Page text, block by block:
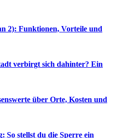
2): Funktionen, Vorteile und
verbirgt sich dahinter? Ein
über Orte, Kosten und
So stellst du die Sperre ein